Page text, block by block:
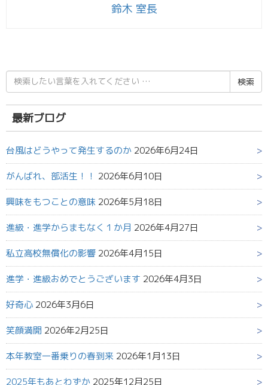
鈴木 室長
検
索
結
果:
最新ブログ
台風はどうやって発生するのか 2026年6月24日
がんばれ、部活生！！ 2026年6月10日
興味をもつことの意味 2026年5月18日
進級・進学からまもなく１か月 2026年4月27日
私立高校無償化の影響 2026年4月15日
進学・進級おめでとうございます 2026年4月3日
好奇心 2026年3月6日
笑顔満開 2026年2月25日
本年教室一番乗りの春到来 2026年1月13日
2025年もあとわずか 2025年12月25日